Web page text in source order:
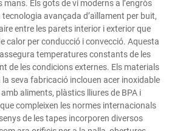
mans. Els gots de vi moderns a l’engròs
avançada d’aïllament per buit,
entre les parets interior i exterior que
calor per conducció i convecció. Aquesta
temperatures constants de les
de les condicions externes. Els materials
seva fabricació inclouen acer inoxidable
aliments, plàstics lliures de BPA i
compleixen les normes internacionals
de les tapes incorporen diversos